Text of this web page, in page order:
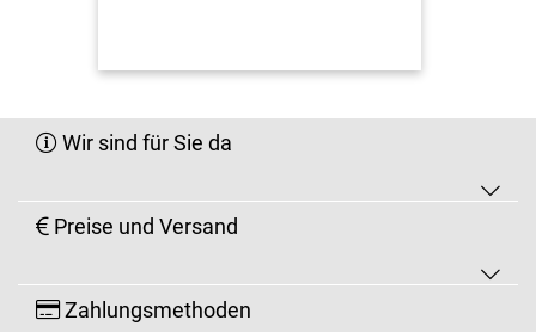
Wir sind für Sie da
Preise und Versand
Zahlungsmethoden